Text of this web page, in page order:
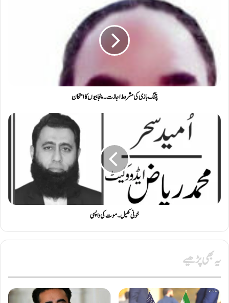
پتنگ بازی کی مشروط اجازت ۔ پنجابیوں کا امتحان
خونی کھیل۔ موت کی واپسی
یہ بھی پڑھیے